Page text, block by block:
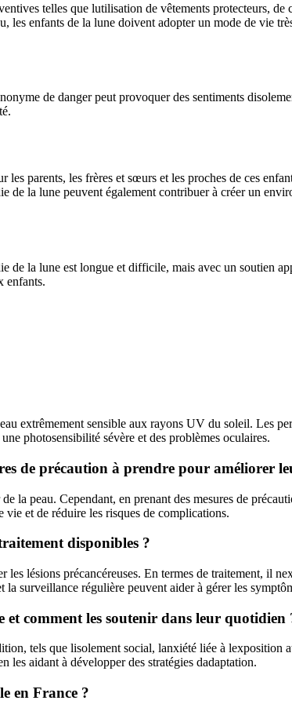
telles que lutilisation de vêtements protecteurs, de
les enfants de la lune doivent adopter un mode de vie
de danger peut provoquer des sentiments
parents, les frères et sœurs et les proches de ces
de la lune peuvent également contribuer à créer un
de la lune est longue et difficile, mais avec un soutien
enfants.
extrêmement sensible aux rayons UV du soleil. Les
photosensibilité sévère et des problèmes oculaires.
de précaution à prendre pour améliorer
la peau. Cependant, en prenant des mesures de
vie et de réduire les risques de complications.
disponibles ?
lésions précancéreuses. En termes de traitement, il
surveillance régulière peuvent aider à gérer les
et comment les soutenir dans leur quotidien
tels que lisolement social, lanxiété liée à lexposition
les aidant à développer des stratégies dadaptation.
en France ?